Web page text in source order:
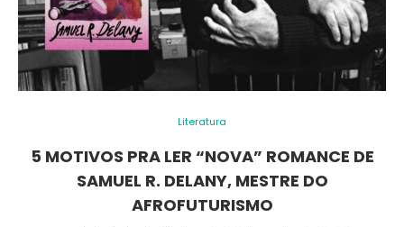
Literatura
5 MOTIVOS PRA LER “NOVA” ROMANCE DE
SAMUEL R. DELANY, MESTRE DO
AFROFUTURISMO